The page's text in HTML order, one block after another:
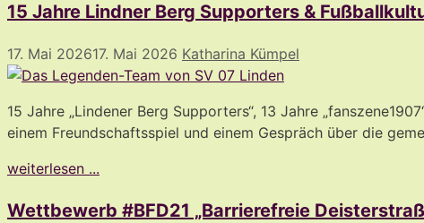
15 Jahre Lindner Berg Supporters &
17. Mai 202617. Mai 2026 Katharina Kümpel
15 Jahre „Lindener Berg Supporters“, 13 Jahre
einem Freundschaftsspiel und einem Gespräch über die
weiterlesen ...
Wettbewerb #BFD21 „Barrierefreie